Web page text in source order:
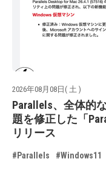
2026年08月08日( 土 )
Parallels、全体的
題を修正した「
リリース
#Parallels #Windows11